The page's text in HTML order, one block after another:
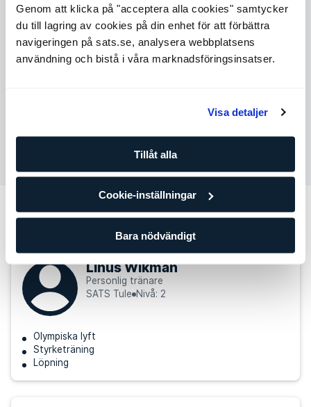
Genom att klicka på "acceptera alla cookies" samtycker
du till lagring av cookies på din enhet för att förbättra
navigeringen på sats.se, analysera webbplatsens
användning och bistå i våra marknadsföringsinsatser.
Visa detaljer
Tillåt alla
Cookie-inställningar
Bara nödvändigt
Onsdag
07:00 - 17:00
Torsdag
07:00 - 17:00
Fredag
Kontakta Jonathan Skogsberg
Andra personliga tränare som kan
Linus Wikman
Personlig tränare
SATS Tule Nivå: 2
Olympiska lyft
Styrketräning
Löpning